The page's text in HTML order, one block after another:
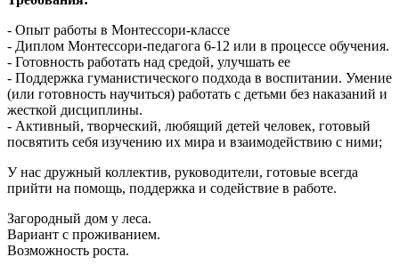
- Опыт работы в Монтессори-классе
- Диплом Монтессори-педагога 6-12 или в процессе обучения.
- Готовность работать над средой, улучшать ее
- Поддержка гуманистического подхода в воспитании. Умение
(или готовность научиться) работать с детьми без наказаний и
жесткой дисциплины.
- Активный, творческий, любящий детей человек, готовый
посвятить себя изучению их мира и взаимодействию с ними;
У нас дружный коллектив, руководители, готовые всегда
прийти на помощь, поддержка и содействие в работе.
Загородный дом у леса.
Вариант с проживанием.
Возможность роста.